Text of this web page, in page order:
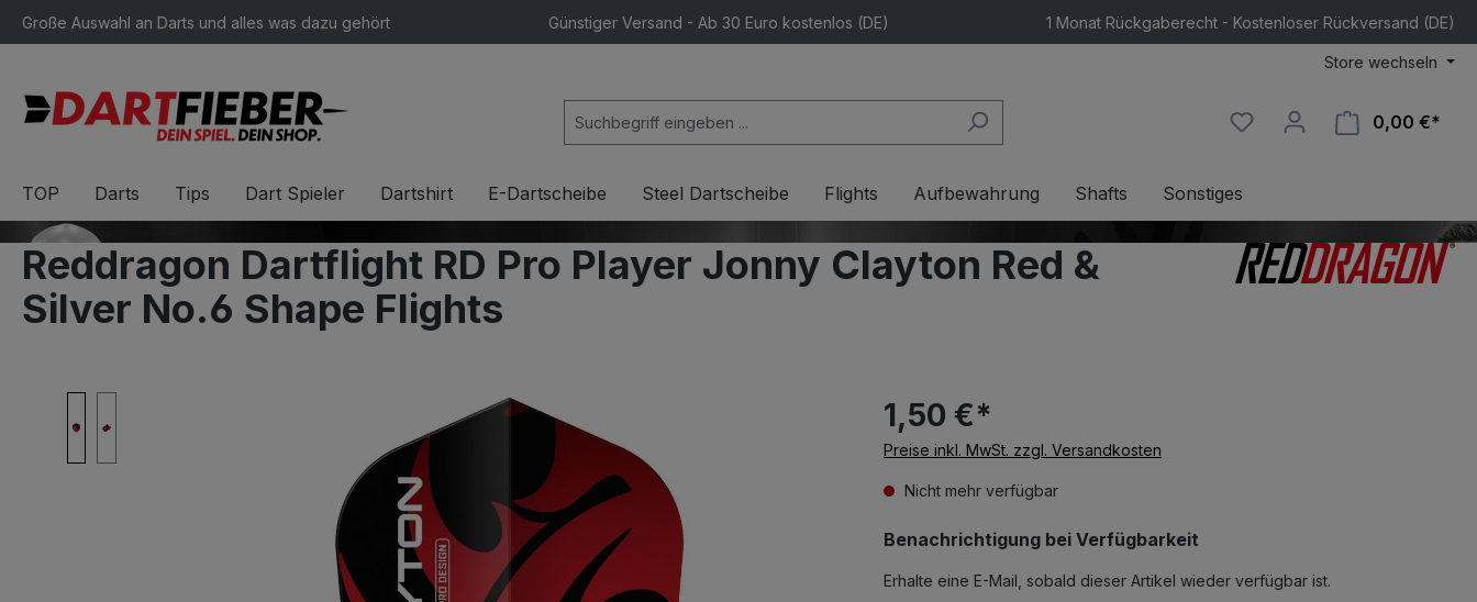
Zur Hauptnavigation springen
Große Auswahl an Darts und alles was dazu gehört Günstiger Versand - Ab 30 Euro kostenlos (DE) 1 Monat Rückgaberecht - Kostenloser Rückversand (DE)
Store wechseln
0,00 €*
TOP Darts Tips Dart Spieler Dartshirt E-Dartscheibe Steel Dartscheibe Flights Aufbewahrung Shafts Sonstiges
Reddragon Dartflight RD Pro Player Jonny Clayton Red &
Silver No.6 Shape Flights
1,50 €*
Preise inkl. MwSt. zzgl. Versandkosten
Nicht mehr verfügbar
Benachrichtigung bei Verfügbarkeit
Erhalte eine E-Mail, sobald dieser Artikel wieder verfügbar ist.